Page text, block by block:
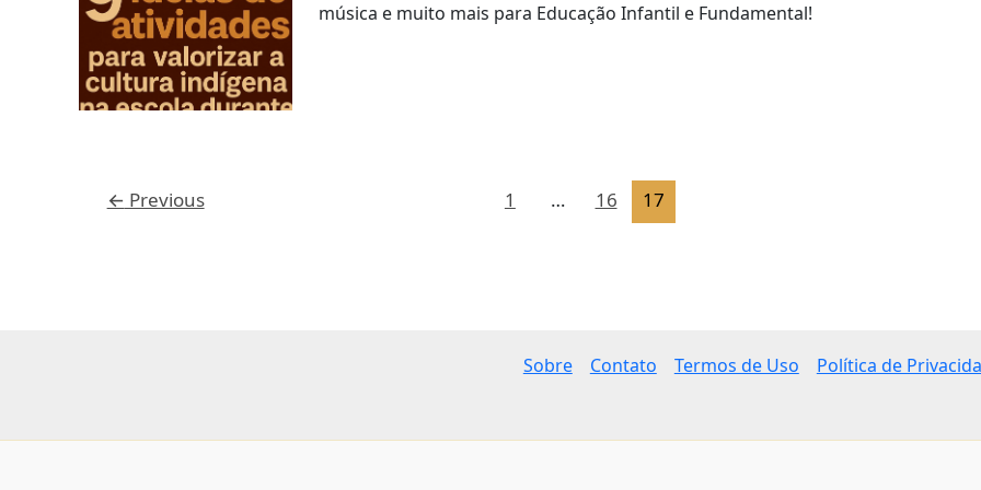
música e muito mais para Educação Infantil e Fundamental!
← Previous 1 … 16 17
Sobre Contato Termos de Uso Política de